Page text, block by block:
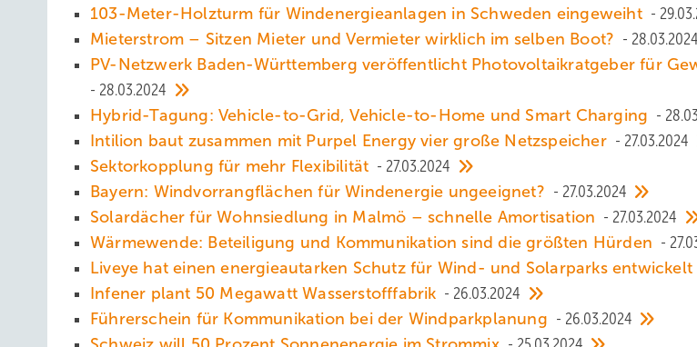
103-Meter-Holzturm für Windenergieanlagen in Schweden eingeweiht
Mieterstrom – Sitzen Mieter und Vermieter wirklich im selben Boot?
28.03.2024
PV-Netzwerk Baden-Württemberg veröffentlicht Photovoltaikratgeber für
28.03.2024
Hybrid-Tagung: Vehicle-to-Grid, Vehicle-to-Home und Smart Charging
Intilion baut zusammen mit Purpel Energy vier große Netzspeicher
27.03.2024
Sektorkopplung für mehr Flexibilität
27.03.2024
Bayern: Windvorrangflächen für Windenergie ungeeignet?
27.03.2024
Solardächer für Wohnsiedlung in Malmö – schnelle Amortisation
27.03.2024
Wärmewende: Beteiligung und Kommunikation sind die größten Hürden
Liveye hat einen energieautarken Schutz für Wind- und Solarparks entwickelt
Infener plant 50 Megawatt Wasserstofffabrik
26.03.2024
Führerschein für Kommunikation bei der Windparkplanung
26.03.2024